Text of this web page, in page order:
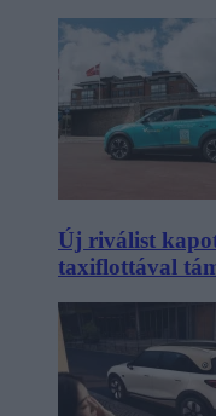
Új riválist
taxiflottával